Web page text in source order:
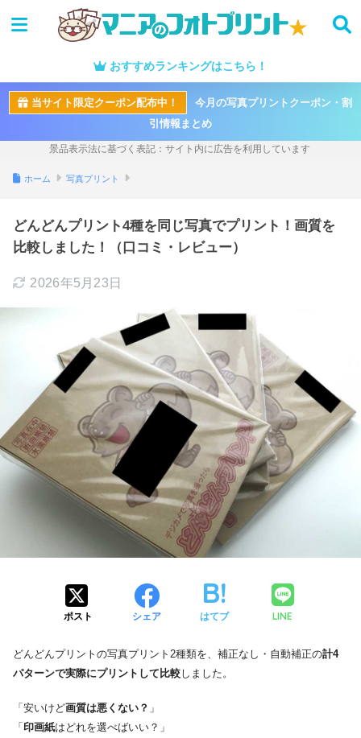
おすすめランキングはこちら！
当サイト限定クーポン配布中！
今月の写真プリントクーポン・割
引情報まとめ
ホーム 写真プリント
どんどんプリント4種を同じ写真でプリント！画質を
比較しました！（口コミ・レビュー）
2026年5月23日
ポスト シェア はてブ LINE
どんどんプリントの写真プリント2種類を、補正なし・自動補正の計4
パターンで実際にプリントして比較しました。
「安いけど画質は悪くない？ 」
「 印画紙はどれを選べばいい？」